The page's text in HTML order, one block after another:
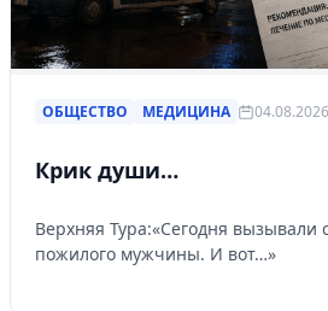
ОБЩЕСТВО МЕДИЦИНА 04.08.2026
Крик души…
Верхняя Тура:«Сегодня
пожилого мужчины. И вот…»